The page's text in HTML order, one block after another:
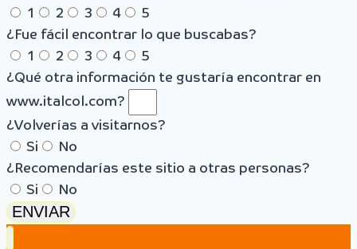
1
2 3 4
5
¿Fue fácil encontrar lo que buscabas?
1
2 3 4
5
¿Qué otra información te gustaría encontrar en
www.italcol.com?
¿Volverías a visitarnos?
Si
No
¿Recomendarías este sitio a otras personas?
Si
No
ENVIAR